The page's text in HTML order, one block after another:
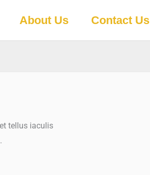
About Us Contact Us
tellus iaculis